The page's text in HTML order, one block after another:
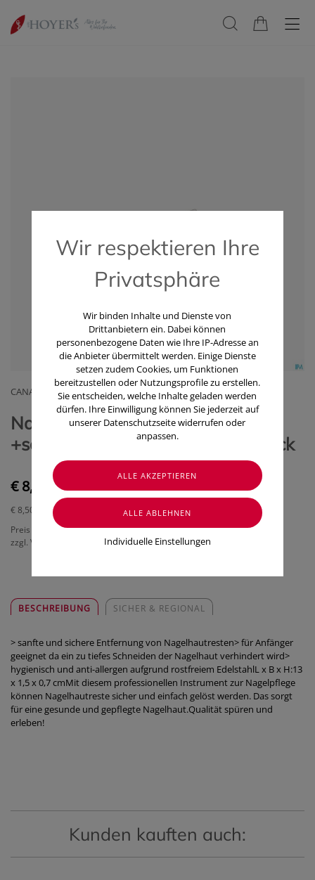
CANAL INSTRUMENTE GMBH & CO KG
Nagel Hautmesser Canal Rostfrei
+schutzkappe 13cm 6065- 1 Stück
€ 8,50
€ 8,50
/ Stück
Preis inkl. MwSt.
zzgl. Versandkosten
BESCHREIBUNG SICHER & REGIONAL
> sanfte und sichere Entfernung von Nagelhautresten> für Anfänger
geeignet da ein zu tiefes Schneiden der Nagelhaut verhindert wird>
hygienisch und anti-allergen aufgrund rostfreiem EdelstahlL x B x H:13
x 1,5 x 0,7 cmMit diesem professionellen Instrument zur Nagelpflege
können Nagelhautreste sicher und einfach gelöst werden. Das sorgt
für eine gesunde und gepflegte Nagelhaut.Qualität spüren und
erleben!
Kunden kauften auch:
Wir respektieren Ihre
Privatsphäre
Wir binden Inhalte und Dienste von
Drittanbietern ein. Dabei können
personenbezogene Daten wie Ihre IP-Adresse an
die Anbieter übermittelt werden. Einige Dienste
setzen zudem Cookies, um Funktionen
bereitzustellen oder Nutzungsprofile zu erstellen.
Sie entscheiden, welche Inhalte geladen werden
dürfen. Ihre Einwilligung können Sie jederzeit auf
unserer Datenschutzseite widerrufen oder
anpassen.
Individuelle Einstellungen